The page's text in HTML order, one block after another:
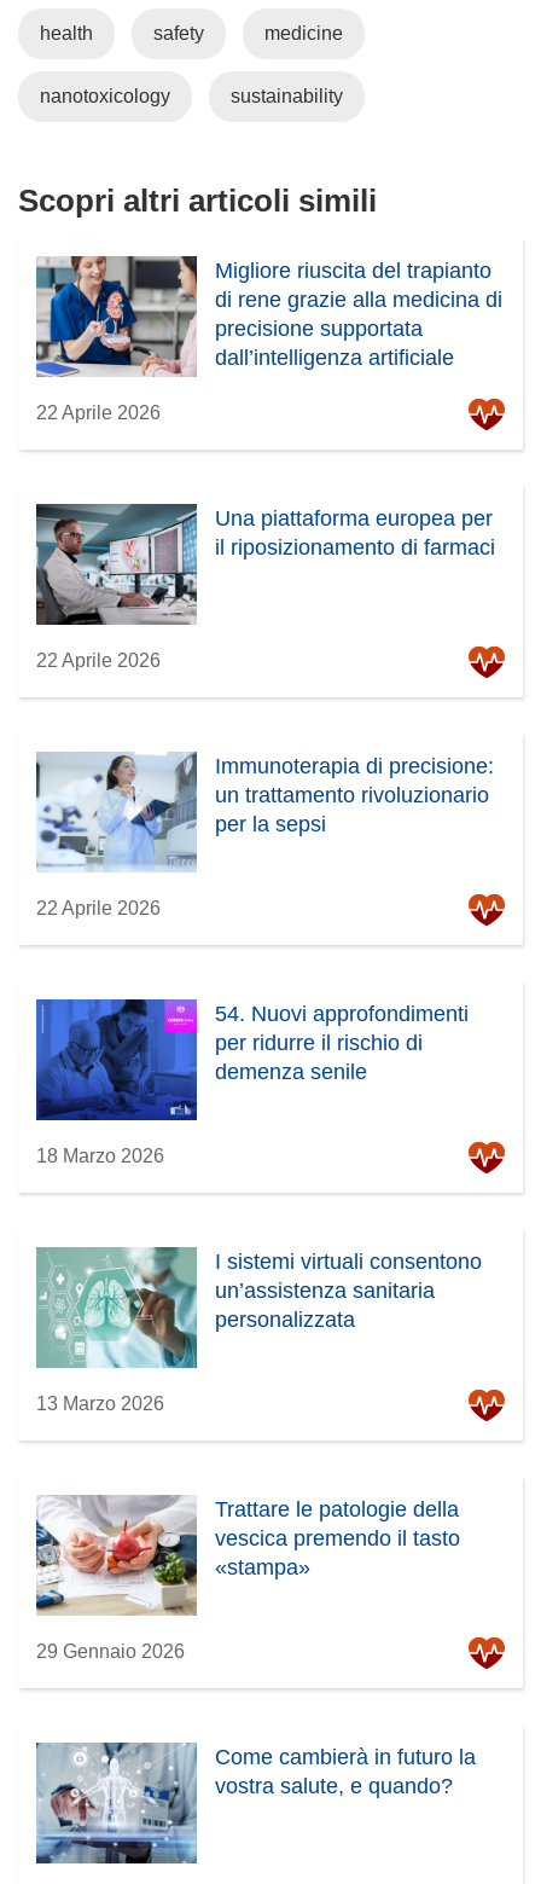
e
t
health safety medicine
nanotoxicology sustainability
Scopri altri articoli simili
Migliore riuscita del trapianto
di rene grazie alla medicina di
precisione supportata
dall’intelligenza artificiale
22 Aprile 2026
Una piattaforma europea per
il riposizionamento di farmaci
22 Aprile 2026
Immunoterapia di precisione:
un trattamento rivoluzionario
per la sepsi
22 Aprile 2026
54. Nuovi approfondimenti
per ridurre il rischio di
demenza senile
18 Marzo 2026
I sistemi virtuali consentono
un’assistenza sanitaria
personalizzata
13 Marzo 2026
Trattare le patologie della
vescica premendo il tasto
«stampa»
29 Gennaio 2026
Come cambierà in futuro la
vostra salute, e quando?